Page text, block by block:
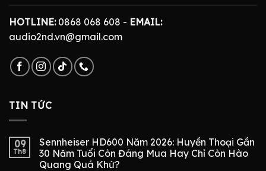
HOTLINE:0868 068 608 - EMAIL:
audio2nd.vn@gmail.com
TIN TỨC
09
Th8
Sennheiser HD600 Năm 2026: Huyền Thoại Gần
30 Năm Tuổi Còn Đáng Mua Hay Chỉ Còn Hào
Quang Quá Khứ?